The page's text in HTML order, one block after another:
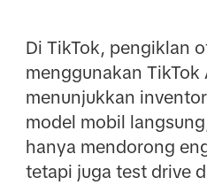
Di TikTok, pengiklan
menggunakan TikTok
menunjukkan
model mobil
hanya mendorong
tetapi juga test drive